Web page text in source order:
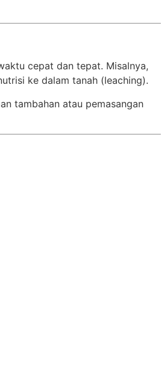
cepat dan tepat. Misalnya,
ke dalam tanah (leaching).
tambahan atau pemasangan